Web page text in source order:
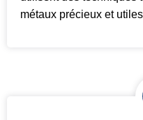
métaux précieux et